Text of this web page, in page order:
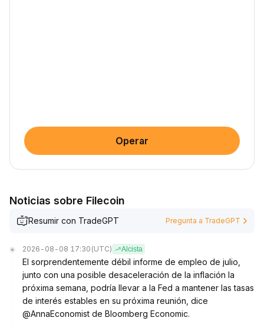
Operar
Noticias sobre Filecoin
Resumir con TradeGPT Pregunta a TradeGPT
2026-08-08 17:30 (UTC) Alcista
El sorprendentemente débil informe de empleo de julio,
junto con una posible desaceleración de la inflación la
próxima semana, podría llevar a la Fed a mantener las tasas
de interés estables en su próxima reunión, dice
@AnnaEconomist de Bloomberg Economic.